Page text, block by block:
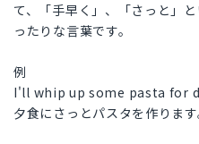
て、「手早く」、「さっと」
ったりな言葉です。
例
I'll whip up some pasta for
夕食にさっとパスタを作ります